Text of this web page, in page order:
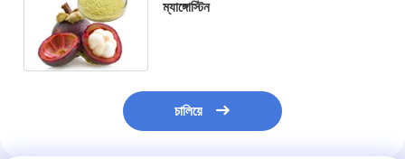
ম্যাঙ্গোস্টিন
চালিয়ে